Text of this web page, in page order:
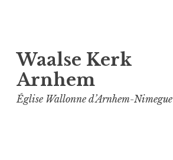
naar
inhoud
Waalse Kerk
Arnhem
Église Wallonne d’Arnhem-Nimegue